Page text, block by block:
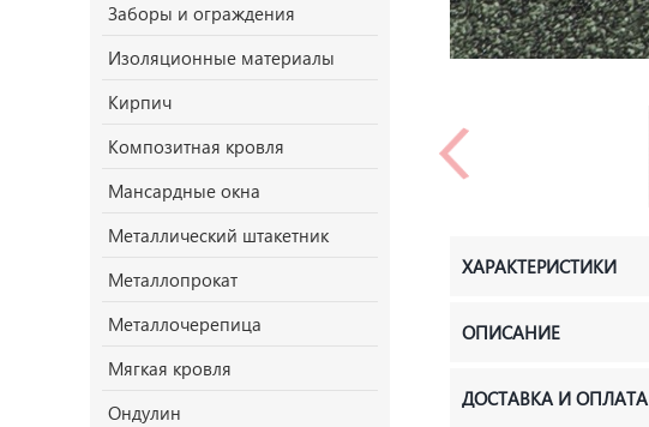
Заборы и ограждения
Изоляционные материалы
Кирпич
Композитная кровля
Мансардные окна
Металлический штакетник
Металлопрокат
Металлочерепица
Мягкая кровля
Ондулин
ХАРАКТЕРИСТИКИ
ОПИСАНИЕ
ДОСТАВКА И ОПЛАТА